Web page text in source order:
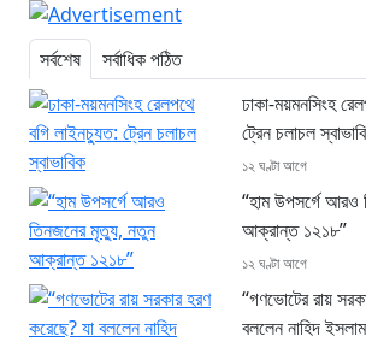
সর্বশেষ
সর্বাধিক পঠিত
ঢাকা-ময়মনসিংহ
ট্রেন চলাচল
১২ ঘণ্টা আগে
“হাম উপসর্গে
আক্রান্ত ১২১৮”
১২ ঘণ্টা আগে
“গণভোটের রায়
বললেন নাহিদ